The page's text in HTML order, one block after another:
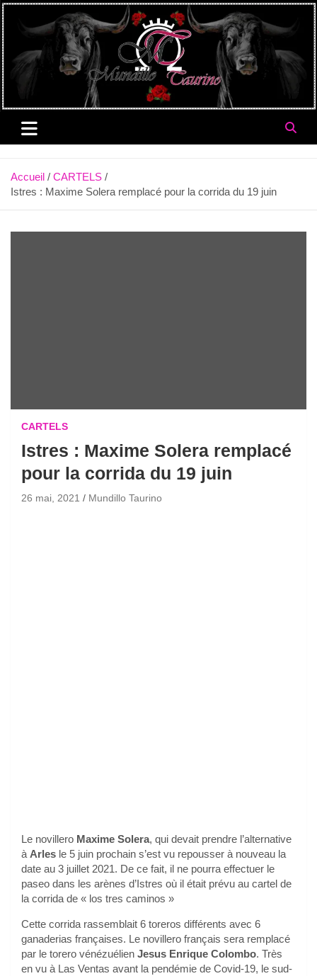
Aller
au
contenu
Accueil
CARTELS
Istres : Maxime Solera remplacé pour la corrida du 19 juin
CARTELS
Istres : Maxime Solera remplacé
pour la corrida du 19 juin
26 mai, 2021 Mundillo Taurino
Le novillero Maxime Solera, qui devait prendre l’alternative
à Arles le 5 juin prochain s’est vu repousser à nouveau la
date au 3 juillet 2021. De ce fait, il ne pourra effectuer le
paseo dans les arènes d’Istres où il était prévu au cartel de
la corrida de « los tres caminos »
Cette corrida rassemblait 6 toreros différents avec 6
ganaderias françaises. Le novillero français sera remplacé
par le torero vénézuélien Jesus Enrique Colombo. Très
en vu à Las Ventas avant la pendémie de Covid-19, le sud-